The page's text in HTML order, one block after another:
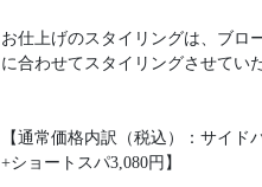
お仕上げのスタイリングは、ブロ
に合わせてスタイリングさせてい
【通常価格内訳（税込）：サイ
+ショートスパ3,080円】